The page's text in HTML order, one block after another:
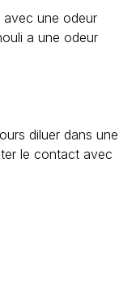
avec une odeur
a une odeur
diluer dans une
le contact avec